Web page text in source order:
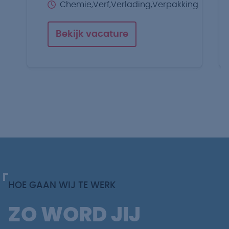
Chemie,Verf,Verlading,Verpakking
Bekijk vacature
HOE GAAN WIJ TE WERK
ZO WORD JIJ